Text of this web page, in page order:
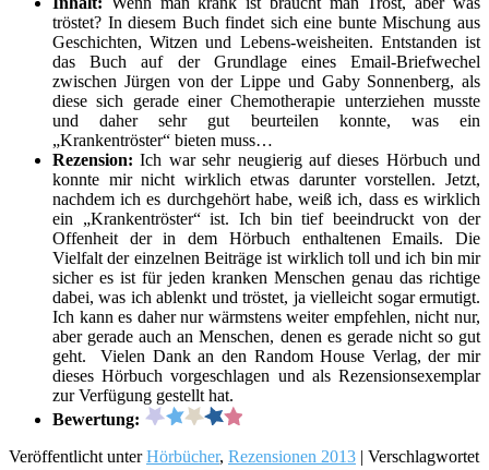
tröstet? In diesem Buch findet sich eine bunte Mischung aus
Geschichten, Witzen und Lebens-weisheiten. Entstanden ist
das Buch auf der Grundlage eines Email-Briefwechel
zwischen Jürgen von der Lippe und Gaby Sonnenberg, als
diese sich gerade einer Chemotherapie unterziehen musste
und daher sehr gut beurteilen konnte, was ein
„Krankentröster“ bieten muss…
Rezension:Ich war sehr neugierig auf dieses Hörbuch und
konnte mir nicht wirklich etwas darunter vorstellen. Jetzt,
nachdem ich es durchgehört habe, weiß ich, dass es wirklich
ein „Krankentröster“ ist. Ich bin tief beeindruckt von der
Offenheit der in dem Hörbuch enthaltenen Emails. Die
Vielfalt der einzelnen Beiträge ist wirklich toll und ich bin mir
sicher es ist für jeden kranken Menschen genau das richtige
dabei, was ich ablenkt und tröstet, ja vielleicht sogar ermutigt.
Ich kann es daher nur wärmstens weiter empfehlen, nicht nur,
aber gerade auch an Menschen, denen es gerade nicht so gut
geht. Vielen Dank an den Random House Verlag, der mir
dieses Hörbuch vorgeschlagen und als Rezensionsexemplar
zur Verfügung gestellt hat.
Bewertung:
Veröffentlicht unter Hörbücher, Rezensionen 2013 | Verschlagwortet